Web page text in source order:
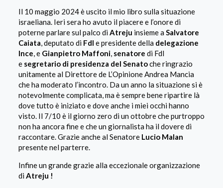
Il 10 maggio 2024 è uscito il mio libro sulla situazione
israeliana. Ieri sera ho avuto il piacere e l’onore di
poterne parlare sul palco di Atreju insieme a Salvatore
Caiata , deputato di FdI e presidente della delegazione
Ince , e Gianpietro Maffoni, senatore di FdI
e segretario di presidenza del Senatoche ringrazio
unitamente al Direttore de L’Opinione Andrea Mancia
che ha moderato l’incontro. Da un anno la situazione si è
notevolmente complicata, ma è sempre bene ripartire là
dove tutto è iniziato e dove anche i miei occhi hanno
visto. Il 7/10 è il giorno zero di un ottobre che purtroppo
non ha ancora fine e che un giornalista ha il dovere di
raccontare. Grazie anche al Senatore Lucio Malan
presente nel parterre.
Infine un grande grazie alla eccezionale organizzazione
diAtreju !